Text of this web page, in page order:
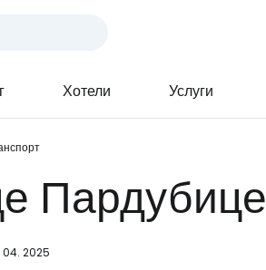
Хотели Услуги
Пардубице
04. 2025